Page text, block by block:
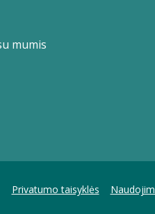
mumis
Privatumo taisyklės